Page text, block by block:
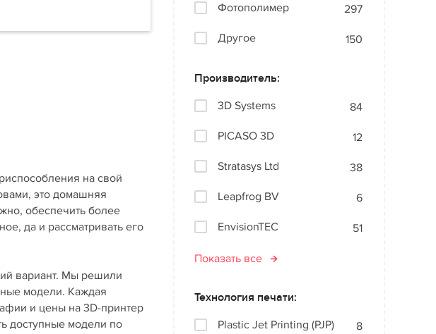
на свой
это домашняя
обеспечить более
да и рассматривать его
вариант. Мы решили
модели. Каждая
и цены на 3D-принтер
доступные модели по
Фотополимер 297
Другое 150
Производитель:
3D Systems
84
PICASO 3D 12
Stratasys Ltd 38
Leapfrog BV 6
EnvisionTEC 51
Показать все
Технология печати:
Plastic Jet Printing (PJP)
8